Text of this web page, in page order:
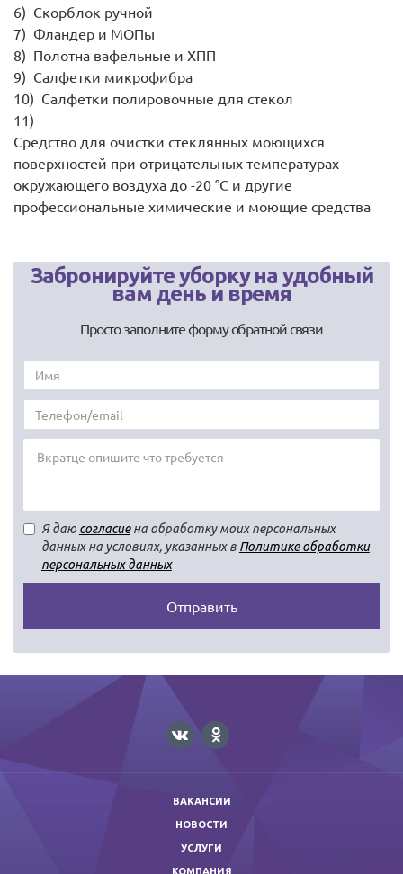
скорблок ручной
фландер и МОПы
полотна вафельные и ХПП
салфетки микрофибра
салфетки полировочные для стекол
средство для очистки стеклянных моющихся
поверхностей при отрицательных температурах
окружающего воздуха до -20 °C и другие
профессиональные химические и моющие средства
Забронируйте уборку на удобный
вам день и время
Просто заполните форму обратной связи
Я даю согласиена обработку моих персональных
данных на условиях, указанных в Политике обработки
персональных данных
Отправить
ВАКАНСИИ
НОВОСТИ
УСЛУГИ
КОМПАНИЯ